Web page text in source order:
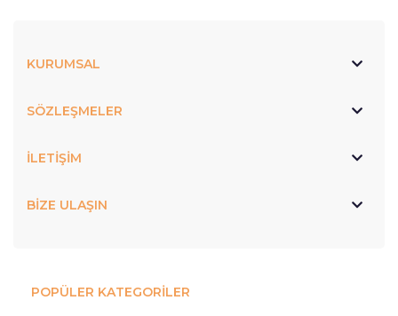
KURUMSAL
SÖZLEŞMELER
İLETİŞİM
BİZE ULAŞIN
POPÜLER KATEGORİLER